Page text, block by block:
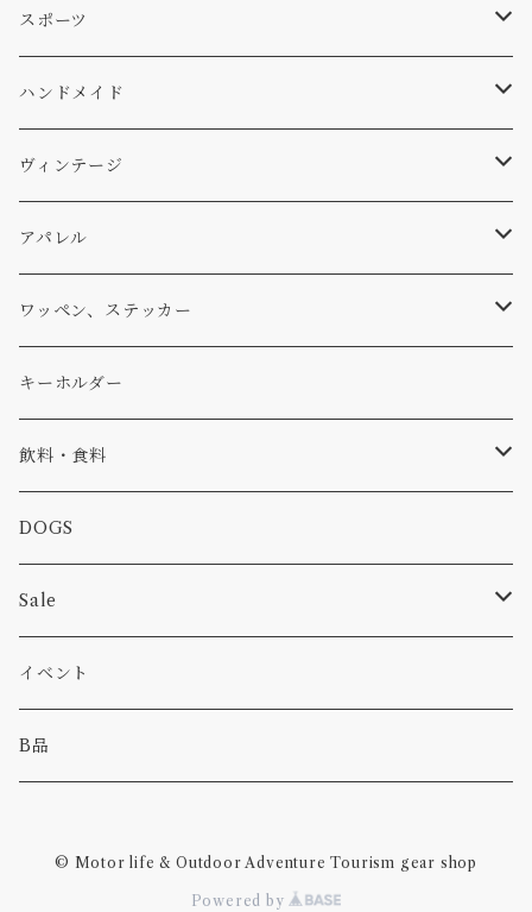
ステッカー
バッグ
パンツ
パーカー・トレーナー
アウター
コラボ
食品
スキー
DOGS
WEAR
Four My Self
Ten
アメリカ軍払い下げ
...mura
マット、シート
エアフレッシュナー
小物
ヘルメット
ファニチャー
キッチン
スリーピング
小物
コーヒー
焚き火
スポーツ
サーフ
スキー
ハンドメイド
ステッカー
ワッペン
小物
ヴィンテージ
ワッペン
ステッカー
小物
バイク
カー
アパレル
Tシャツ
キャップ、ニット
バッグ
小物
パンツ
パーカー・トレーナー
ワッペン、ステッカー
ワッペン
ステッカー
ピン
キーホルダー
飲料・食料
コーヒー
食べ物
DOGS
Sale
カー
キャンプ
イベント
B品
© Motor life & Outdoor Adventure Tourism gear shop
Powered by